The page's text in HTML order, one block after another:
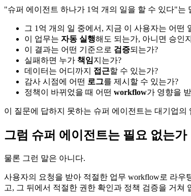
"슈퍼 에이전트 하나가 1억 개의 일을 할 수 있다"
그 1억 개의 일 중에서, 지금 이 사용자는 어떤
이 업무는 자동 실행해도 되는가, 아니면 승인
이 결과는 어떤 기준으로 검증되는가?
실패하면 누가 책임지는가?
데이터는 어디까지 접근할 수 있는가?
감사 시점에 어떤 로그를 제시할 수 있는가?
정책이 바뀌었을 때 어떤 workflow가 영향을
이 질문에 답하지 못하는 슈퍼 에이전트는 대기업의
그럼 슈퍼 에이전트는 필요 없는가
물론 그런 말은 아니다.
사용자의 요청을 받아 적절한 업무 workflow로 라우
고, 그 뒤에서 적절한 권한 확인과 정책 검증을 거쳐